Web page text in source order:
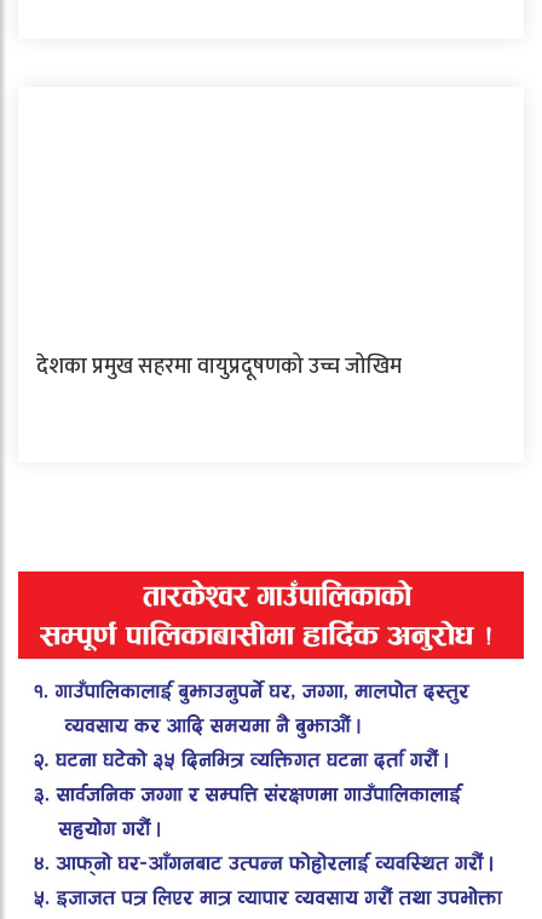
देशका प्रमुख सहरमा वायुप्रदूषणको उच्च जोखिम